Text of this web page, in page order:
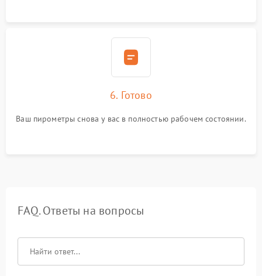
6. Готово
Ваш пирометры снова у вас в полностью рабочем состоянии.
FAQ. Ответы на вопросы